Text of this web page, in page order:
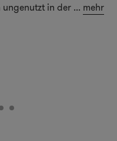
in der ... mehr